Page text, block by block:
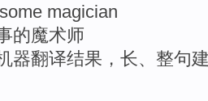
magician
的魔术师
器翻译结果，长、整句